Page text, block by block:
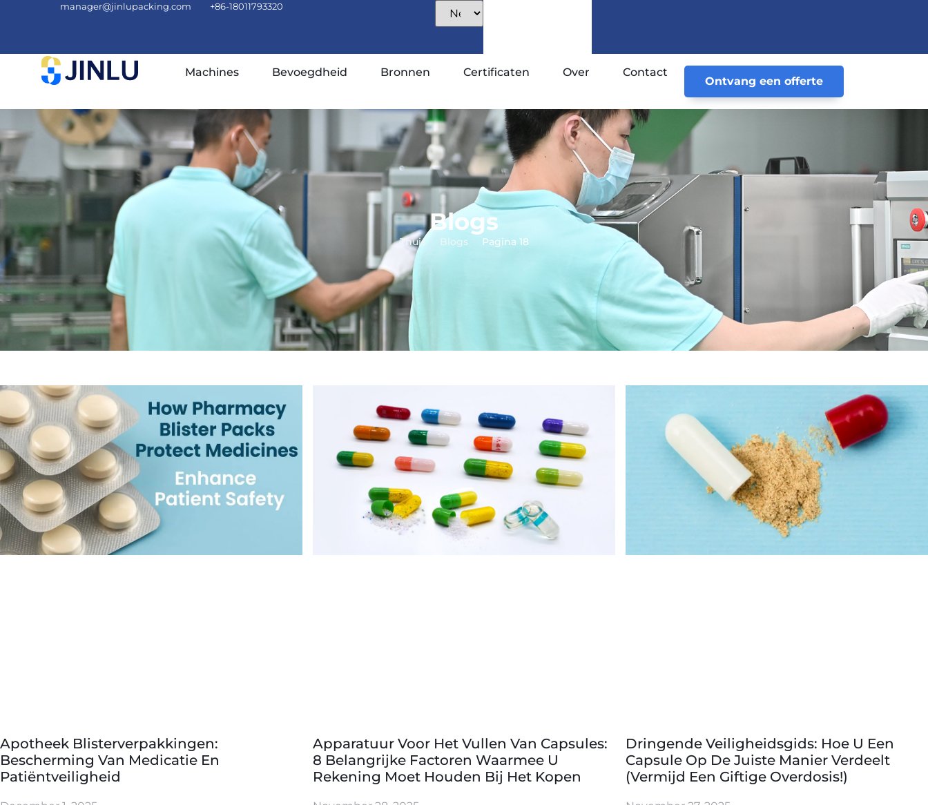
manager@jinlupacking.com +86-18011793320
Machines Bevoegdheid Bronnen Certificaten Over Contact
Ontvang een offerte
Blogs
Thuis Blogs Pagina 18
Apotheek Blisterverpakkingen:
Bescherming Van Medicatie En
Patiëntveiligheid
Apparatuur Voor Het Vullen Van Capsules:
8 Belangrijke Factoren Waarmee U
Rekening Moet Houden Bij Het Kopen
Dringende Veiligheidsgids: Hoe U Een
Capsule Op De Juiste Manier Verdeelt
(Vermijd Een Giftige Overdosis!)